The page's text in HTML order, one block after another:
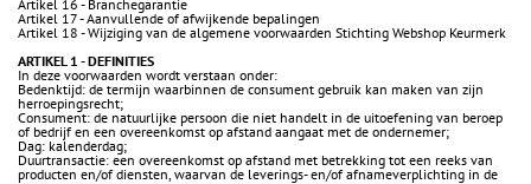
Artikel 16 - Branchegarantie
Artikel 17 - Aanvullende of afwijkende bepalingen
Artikel 18 - Wijziging van de algemene voorwaarden Stichting Webshop Keurmerk
ARTIKEL 1 - DEFINITIES
In deze voorwaarden wordt verstaan onder:
Bedenktijd: de termijn waarbinnen de consument gebruik kan maken van zijn
herroepingsrecht;
Consument: de natuurlijke persoon die niet handelt in de uitoefening van beroep
of bedrijf en een overeenkomst op afstand aangaat met de ondernemer;
Dag: kalenderdag;
Duurtransactie: een overeenkomst op afstand met betrekking tot een reeks van
producten en/of diensten, waarvan de leverings- en/of afnameverplichting in de